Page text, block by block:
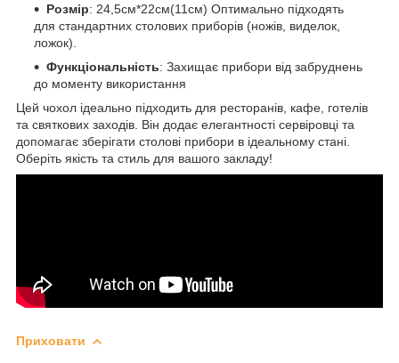
Розмір: 24,5см*22см(11см) Оптимально підходять
для стандартних столових приборів (ножів, виделок,
ложок).
Функціональність: Захищає прибори від забруднень
до моменту використання
Цей чохол ідеально підходить для ресторанів, кафе, готелів
та святкових заходів. Він додає елегантності сервіровці та
допомагає зберігати столові прибори в ідеальному стані.
Оберіть якість та стиль для вашого закладу!
Приховати